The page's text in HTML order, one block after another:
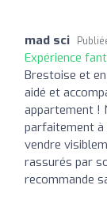
mad sci
Expérience
Brestoise et
aidé et
appartement !
parfaitement à
vendre
rassurés par
recommande